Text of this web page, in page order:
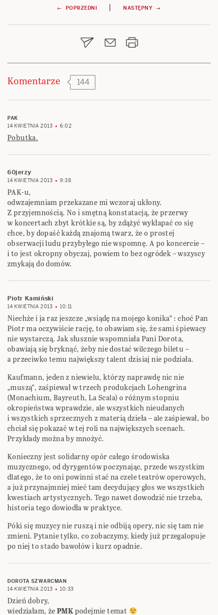
Nawigacja
wpisu
← POPRZEDNI | NASTĘPNY →
Komentarze 144
PAK
14 KWIETNIA 2013
6:02
Pobutka.
60jerzy
14 KWIETNIA 2013 9:38
PAK-u,
odwzajemniam przekazane mi wczoraj ukłony.
Z przyjemnością. No i smętną konstatacją, że przerwy
w koncertach zbyt krótkie są, by zdążyć wykłapać co się
chce, by dopaść każdą znajomą twarz, że o prostej
obserwacji ludu przybyłego nie wspomnę. A po koncercie –
i to jest okropny obyczaj, powiem to bez ogródek – wszyscy
zmykają do domów.
Piotr Kamiński
14 KWIETNIA 2013 10:11
Niechże i ja raz jeszcze „wsiądę na mojego konika” : choć Pan
Piotr ma oczywiście rację, to obawiam się, że sami śpiewacy
nie wystarczą. Jak słusznie wspomniała Pani Dorota,
obawiają się bryknąć, żeby nie dostać wilczego biletu –
a przeciwko temu największy talent dzisiaj nie podziała.
Kaufmann, jeden z niewielu, którzy naprawdę nic nie
„muszą”, zaśpiewał w trzech produkcjach Lohengrina
(Monachium, Bayreuth, La Scala) o różnym stopniu
okropieństwa wprawdzie, ale wszystkich nieudanych
i wszystkich sprzecznych z materią dzieła – ale zaśpiewał, bo
chciał się pokazać w tej roli na największych scenach.
Przykłady można by mnożyć.
Konieczny jest solidarny opór całego środowiska
muzycznego, od dyrygentów poczynając, przede wszystkim
dlatego, że to oni powinni stać na czele teatrów operowych,
a już przynajmniej mieć tam decydujący głos we wszystkich
kwestiach artystycznych. Tego nawet dowodzić nie trzeba,
historia tego dowiodła w praktyce.
Póki się muzycy nie ruszą i nie odbiją opery, nic się tam nie
zmieni. Pytanie tylko, co zobaczymy, kiedy już przegalopuje
po niej to stado bawołów i kurz opadnie.
DOROTA SZWARCMAN
14 KWIETNIA 2013
10:33
Dzień dobry,
wiedziałam, żePMKpodejmie temat